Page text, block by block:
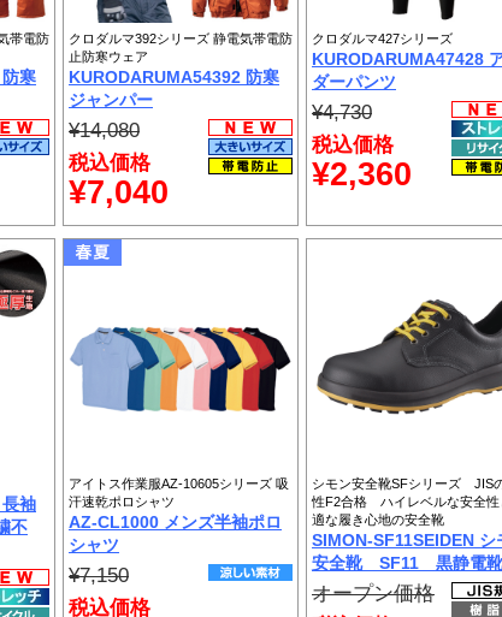
帯電防
寒
クロダルマ392シリーズ 静電気帯電防
止防寒ウェア
KURODARUMA54392 防寒
ジャンパー
¥14,080
税込価格
¥7,040
クロダルマ427シリーズ
KURODARUMA47428
ダーパンツ
¥4,730
税込価格
¥2,360
袖
不
アイトス作業服AZ-10605シリーズ 吸
汗速乾ポロシャツ
AZ-CL1000 メンズ半袖ポロ
シャツ
¥7,150
税込価格
シモン安全靴SFシリーズ JIS
性F2合格 ハイレベルな安全性
適な履き心地の安全靴
SIMON-SF11SEIDEN シ
安全靴 SF11 黒静電
オープン価格